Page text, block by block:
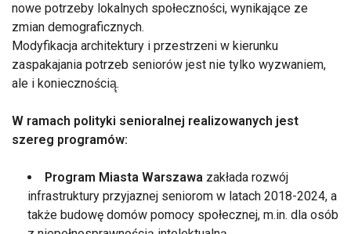
nowe potrzeby lokalnych społeczności, wynikające ze
zmian demograficznych.
Modyfikacja architektury i przestrzeni w kierunku
zaspakajania potrzeb seniorów jest nie tylko wyzwaniem,
ale i koniecznością̨.
W ramach polityki senioralnej realizowanych jest
szereg programów:
Program Miasta Warszawa zakłada rozwój
infrastruktury przyjaznej seniorom w latach 2018-2024, a
także budowę domów pomocy społecznej, m.in. dla osób